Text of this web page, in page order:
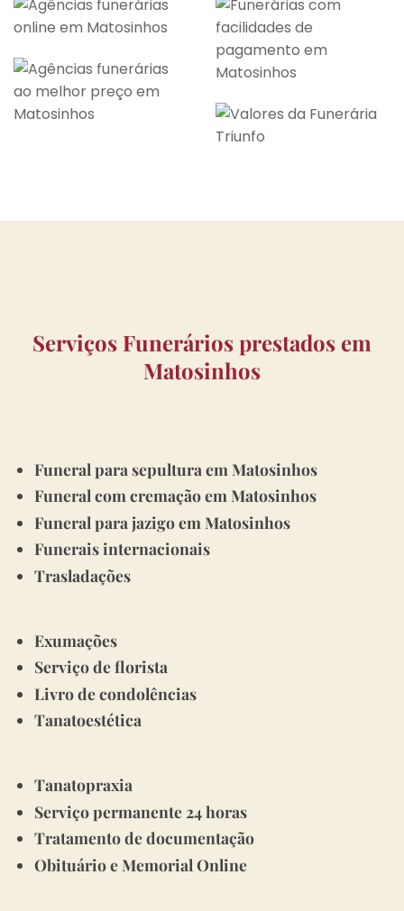
Serviços Funerários prestados em
Matosinhos
Funeral para sepultura em Matosinhos
Funeral com cremação em Matosinhos
Funeral para jazigo em Matosinhos
Funerais internacionais
Trasladações
Exumações
Serviço de florista
Livro de condolências
Tanatoestética
Tanatopraxia
Serviço permanente 24 horas
Tratamento de documentação
Obituário e Memorial Online